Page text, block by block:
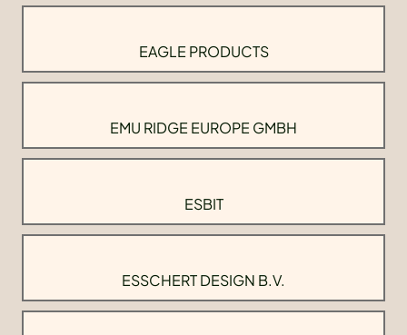
EAGLE PRODUCTS
EMU RIDGE EUROPE GMBH
ESBIT
ESSCHERT DESIGN B.V.